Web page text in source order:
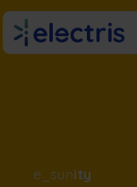
Se rendre au contenu
e_sunity